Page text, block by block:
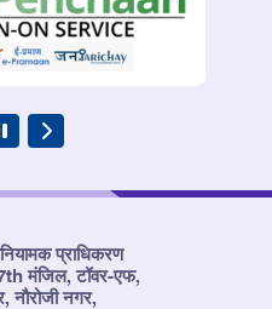
प्राधिकरण
मंजिल, टॉवर-एफ,
नौरोजी नगर,